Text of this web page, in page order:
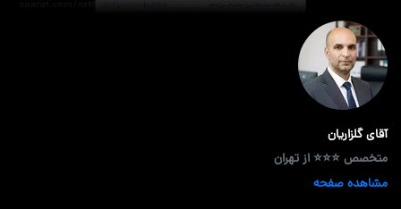
آقای گلزاریان
متخصص ⭐⭐⭐ از تهران
مشاهده صفحه